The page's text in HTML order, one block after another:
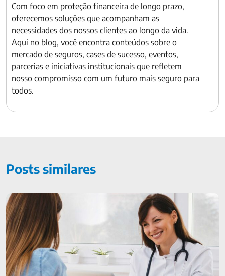
Com foco em proteção financeira de longo prazo,
oferecemos soluções que acompanham as
necessidades dos nossos clientes ao longo da vida.
Aqui no blog, você encontra conteúdos sobre o
mercado de seguros, cases de sucesso, eventos,
parcerias e iniciativas institucionais que refletem
nosso compromisso com um futuro mais seguro para
todos.
Posts similares
Check-up médico: frequência ideal para realizar